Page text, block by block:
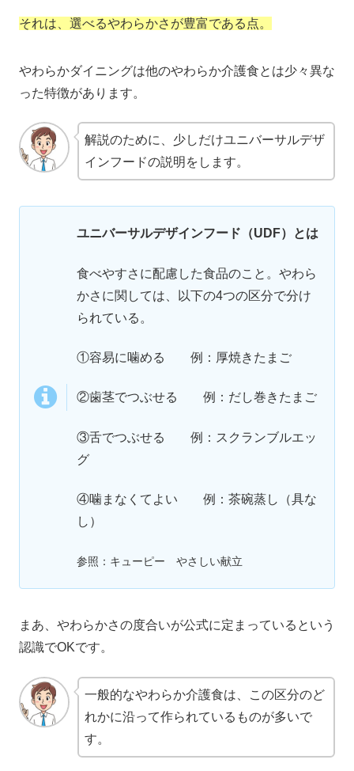
それは、選べるやわらかさが豊富である点。
やわらかダイニングは他のやわらか介護食とは少々異な
った特徴があります。
解説のために、少しだけユニバーサルデザ
インフードの説明をします。
ユニバーサルデザインフード（UDF）とは
食べやすさに配慮した食品のこと。やわら
かさに関しては、以下の4つの区分で分け
られている。
①容易に噛める 例：厚焼きたまご
②歯茎でつぶせる 例：だし巻きたまご
③舌でつぶせる 例：スクランブルエッ
グ
④噛まなくてよい 例：茶碗蒸し（具な
し）
参照：キューピー やさしい献立
まあ、やわらかさの度合いが公式に定まっているという
認識でOKです。
一般的なやわらか介護食は、この区分のど
れかに沿って作られているものが多いで
す。